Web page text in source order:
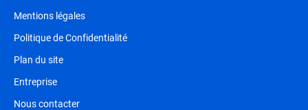
Mentions légales
Politique de Confidentialité
Plan du site
Entreprise
Nous contacter